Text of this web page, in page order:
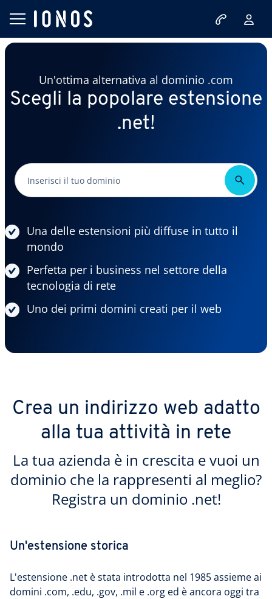
Un'ottima alternativa al dominio .com
Scegli la popolare estensione
.net!
Una delle estensioni più diffuse in tutto il
mondo
Perfetta per i business nel settore della
tecnologia di rete
Uno dei primi domini creati per il web
Crea un indirizzo web adatto
alla tua attività in rete
La tua azienda è in crescita e vuoi un
dominio che la rappresenti al meglio?
Registra un dominio .net!
Un'estensione storica
L'estensione .net è stata introdotta nel 1985 assieme ai
domini .com, .edu, .gov, .mil e .org ed è ancora oggi tra